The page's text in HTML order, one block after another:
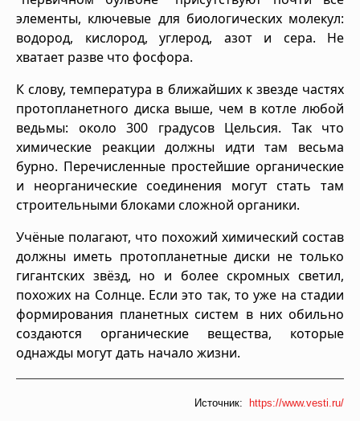
элементы, ключевые для биологических молекул:
водород, кислород, углерод, азот и сера. Не
хватает разве что фосфора.
К слову, температура в ближайших к звезде частях
протопланетного диска выше, чем в котле любой
ведьмы: около 300 градусов Цельсия. Так что
химические реакции должны идти там весьма
бурно. Перечисленные простейшие органические
и неорганические соединения могут стать там
строительными блоками сложной органики.
Учёные полагают, что похожий химический состав
должны иметь протопланетные диски не только
гигантских звёзд, но и более скромных светил,
похожих на Солнце. Если это так, то уже на стадии
формирования планетных систем в них обильно
создаются органические вещества, которые
однажды могут дать начало жизни.
Источник: https://www.vesti.ru/